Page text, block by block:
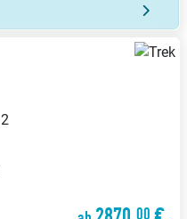
00